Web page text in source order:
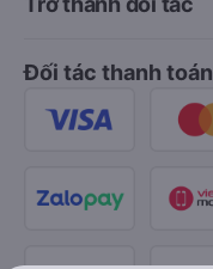
Đối tác thanh toán